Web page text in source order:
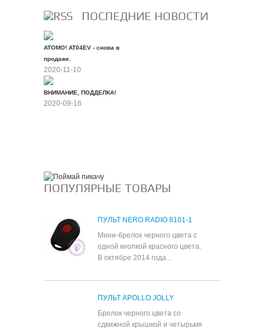
ПОСЛЕДНИЕ НОВОСТИ
ATOMO! AT04EV - снова в
продаже.
2020-11-10
ВНИМАНИЕ, ПОДДЕЛКА!
2020-09-16
ПОПУЛЯРНЫЕ ТОВАРЫ
ПУЛЬТ NERO RADIO 8101-1
Мини-брелок черного цвета с
одной кнопкой красного цвета.
В октябре 2014 года...
ПУЛЬТ APOLLO JOLLY
Брелок черного цвета со
сдвижной крышкой и четырьмя